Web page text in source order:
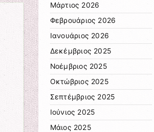
Μάρτιος 2026
Φεβρουάριος 2026
Ιανουάριος 2026
Δεκέμβριος 2025
Νοέμβριος 2025
Οκτώβριος 2025
Σεπτέμβριος 2025
Ιούνιος 2025
Μάιος 2025